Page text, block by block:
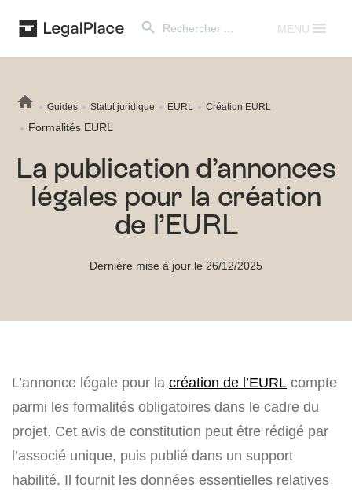
for:
MENU
Guides Statut juridique EURL Création EURL
Formalités EURL
La publication d’annonces
légales pour la création
de l’EURL
Dernière mise à jour le 26/12/2025
L’annonce légale pour la création de l’EURL compte
parmi les formalités obligatoires dans le cadre du
projet. Cet avis de constitution peut être rédigé par
l’associé unique, puis publié dans un support
habilité. Il fournit les données essentielles relatives